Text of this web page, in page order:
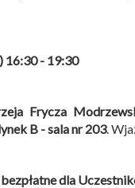
16:30 - 19:30
Frycza
B -sala nr 203.
dla